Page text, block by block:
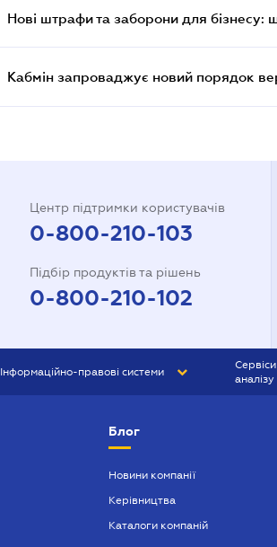
Нові штрафи та заборони для бізнесу:
Кабмін запроваджує новий порядок
Центр підтримки користувачів
0-800-210-103
Підбір продуктів та рішень
0-800-210-102
Інформаційно-правові системи
БУХГАЛТЕР ПРОФ
аналізу
Блог
Новини компанії
Керівництва
Каталоги компаній